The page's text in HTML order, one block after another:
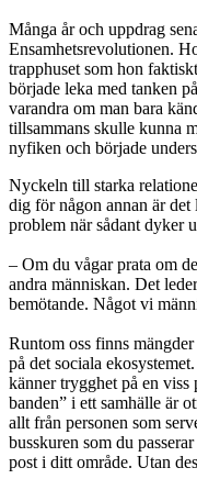
Många år och uppdrag
Ensamhetsrevolutionen.
trapphuset som hon
började leka med tanken
varandra om man bara
tillsammans skulle kunna
nyfiken och började
Nyckeln till starka
dig för någon annan är
problem när sådant dyker
– Om du vågar prata om
andra människan. Det
bemötande. Något vi
Runtom oss finns
på det sociala
känner trygghet på en viss
banden” i ett samhälle är
allt från personen som
busskuren som du
post i ditt område. Utan